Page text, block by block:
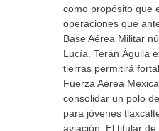
como propósito que
operaciones que
Base Aérea Militar
Lucía. Terán Águila
tierras permitirá
Fuerza Aérea
consolidar un polo
para jóvenes
aviación. El titular